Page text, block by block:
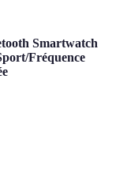
Smartwatch
Fréquence